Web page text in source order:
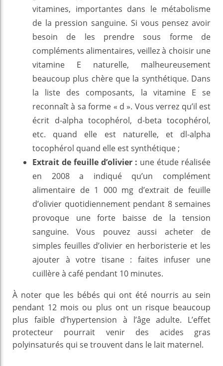
vitamines, importantes dans le métabolisme
de la pression sanguine. Si vous pensez avoir
besoin de les prendre sous forme de
compléments alimentaires, veillez à choisir une
vitamine E naturelle, malheureusement
beaucoup plus chère que la synthétique. Dans
la liste des composants, la vitamine E se
reconnaît à sa forme « d ». Vous verrez qu’il est
écrit d-alpha tocophérol, d-beta tocophérol,
etc. quand elle est naturelle, et dl-alpha
tocophérol quand elle est synthétique ;
Extrait de feuille d’olivier : une étude réalisée
en 2008 a indiqué qu’un complément
alimentaire de 1 000 mg d’extrait de feuille
d’olivier quotidiennement pendant 8 semaines
provoque une forte baisse de la tension
sanguine. Vous pouvez aussi acheter de
simples feuilles d’olivier en herboristerie et les
ajouter à votre tisane : faites infuser une
cuillère à café pendant 10 minutes.
À noter que les bébés qui ont été nourris au sein
pendant 12 mois ou plus ont un risque beaucoup
plus faible d’hypertension à l’âge adulte. L’effet
protecteur pourrait venir des acides gras
polyinsaturés qui se trouvent dans le lait maternel.